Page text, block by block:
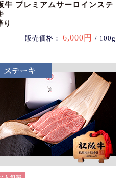
牛 プレミアムサーロインステ
り
販売価格： 6,000円 / 100g